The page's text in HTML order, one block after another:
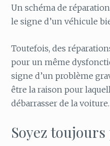
Un schéma de
le signe d’un véhicule
Toutefois, des
pour un même
signe d’un problème
être la raison pour
débarrasser de la voiture.
Soyez